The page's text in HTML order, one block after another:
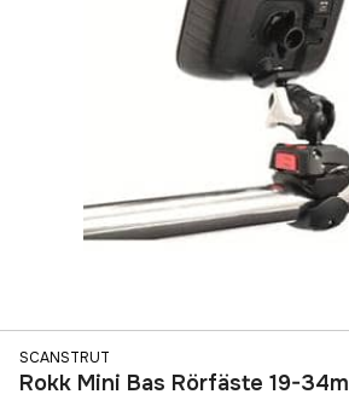
SCANSTRUT
Rokk Mini Bas Rörfäste 19-